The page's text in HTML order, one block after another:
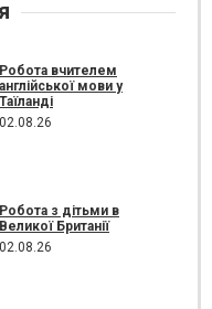
Робота вчителем
англійської мови у
Таїланді
02.08.26
Робота з дітьми в
Великої Британії
02.08.26